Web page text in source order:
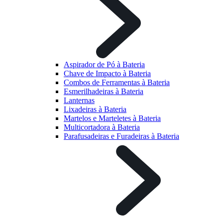
Aspirador de Pó à Bateria
Chave de Impacto à Bateria
Combos de Ferramentas à Bateria
Esmerilhadeiras à Bateria
Lanternas
Lixadeiras à Bateria
Martelos e Marteletes à Bateria
Multicortadora à Bateria
Parafusadeiras e Furadeiras à Bateria